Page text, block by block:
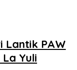
Lantik PAW
Yuli